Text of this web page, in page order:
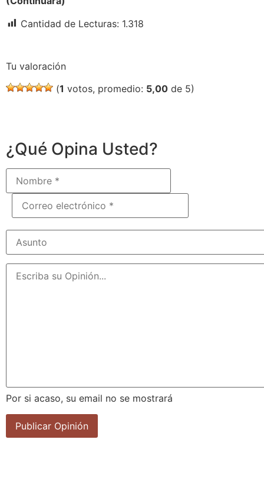
Cantidad de Lecturas: 1.318
Tu valoración
(1 votos, promedio: 5,00 de 5)
¿Qué Opina Usted?
Por si acaso, su email no se mostrará